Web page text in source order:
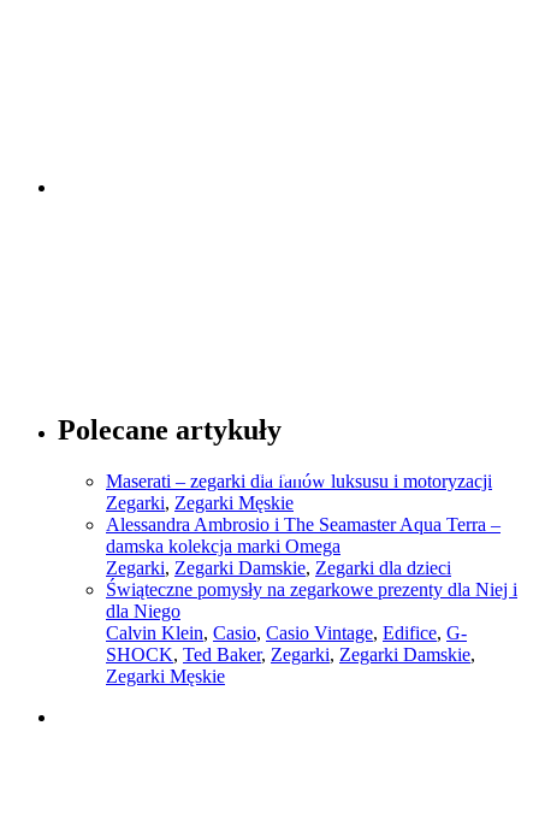
Sprawdź
Polecane artykuły
Maserati – zegarki dla fanów luksusu i motoryzacji
Zegarki, Zegarki Męskie
Alessandra Ambrosio i The Seamaster Aqua Terra –
damska kolekcja marki Omega
Zegarki, Zegarki Damskie, Zegarki dla dzieci
Świąteczne pomysły na zegarkowe prezenty dla Niej i
dla Niego
Calvin Klein, Casio, Casio Vintage, Edifice, G-
SHOCK, Ted Baker, Zegarki, Zegarki Damskie,
Zegarki Męskie